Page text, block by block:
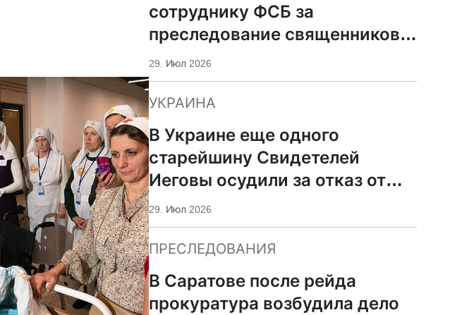
сотруднику ФСБ за
преследование священников
ПЦУ
29. Июл 2026
УКРАИНА
В Украине еще одного
старейшину Свидетелей
Иеговы осудили за отказ от
мобилизации
29. Июл 2026
ПРЕСЛЕДОВАНИЯ
В Саратове после рейда
прокуратура возбудила дело